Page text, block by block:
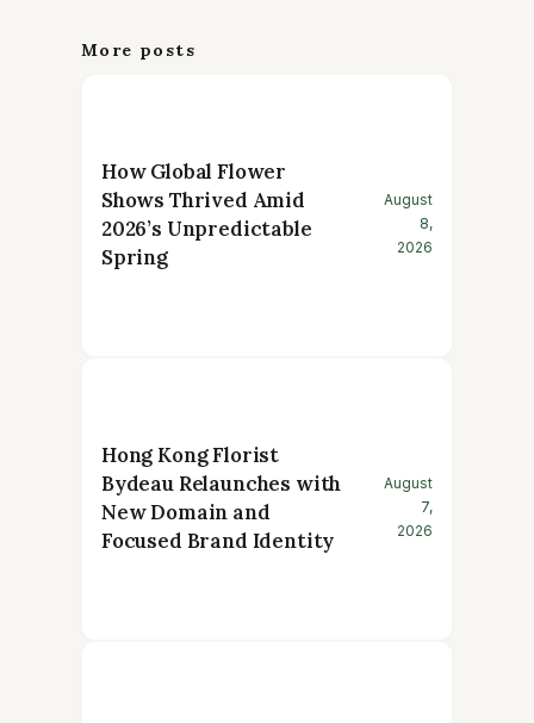
More posts
How Global Flower
Shows Thrived Amid
2026’s Unpredictable
Spring
August
8,
2026
Hong Kong Florist
Bydeau Relaunches with
New Domain and
Focused Brand Identity
August
7,
2026